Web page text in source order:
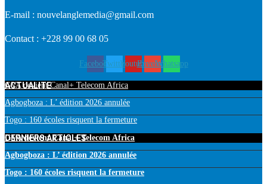
E-mail : nouvelanglemedia@gmail.com
Contact : +228 99 00 68 05
FacebookTwitterYoutubeEnvelopeWhatsapp
ACTUALITE
GVA devient Canal+ Telecom Africa
Agbogboza : L’ édition 2026 annulée
Togo : 160 écoles risquent la fermeture
DERNIERS ARTICLES
GVA devient Canal+ Telecom Africa
Agbogboza : L’ édition 2026 annulée
Togo : 160 écoles risquent la fermeture